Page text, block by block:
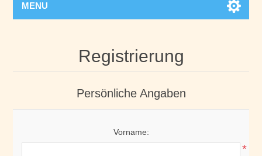
MENU
Registrierung
Persönliche Angaben
Vorname:
*